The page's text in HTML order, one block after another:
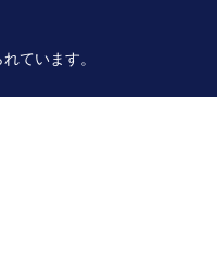
ています。